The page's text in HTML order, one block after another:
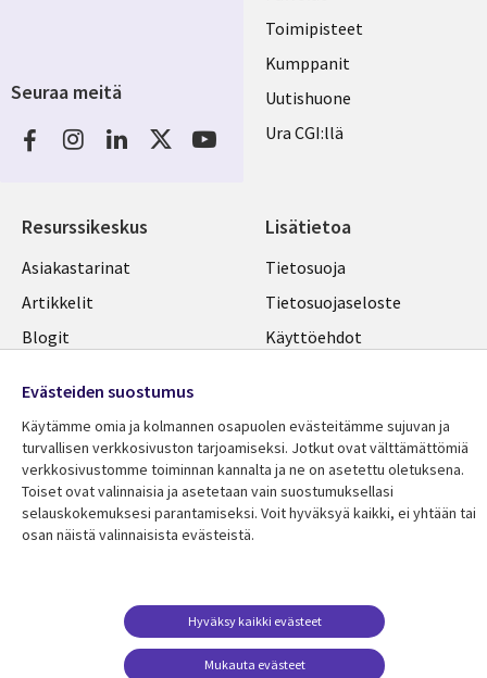
Toimipisteet
Kumppanit
Uutishuone
Ura CGI:llä
Resurssikeskus
Library
Links
FINLAND
Asiakastarinat
Artikkelit
Blogit
Viewpoints
Katso lisää
Lisätietoa
Legal
FINLAND
Tietosuoja
Tietosuojaseloste
Käyttöehdot
Seuraa meitä
Social
Media
Evästeiden suostumus
Käytämme omia ja kolmannen osapuolen evästeitämme sujuvan ja
turvallisen verkkosivuston tarjoamiseksi. Jotkut ovat välttämättömiä
verkkosivustomme toiminnan kannalta ja ne on asetettu oletuksena.
Toiset ovat valinnaisia ​​ja asetetaan vain suostumuksellasi
selauskokemuksesi parantamiseksi. Voit hyväksyä kaikki, ei yhtään tai
osan näistä valinnaisista evästeistä.
Mukauta evästeet
Hyväksy kaikki evästeet